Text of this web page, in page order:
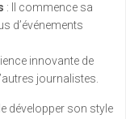
: Il commence sa
d’événements
innovante de
journalistes.
développer son style